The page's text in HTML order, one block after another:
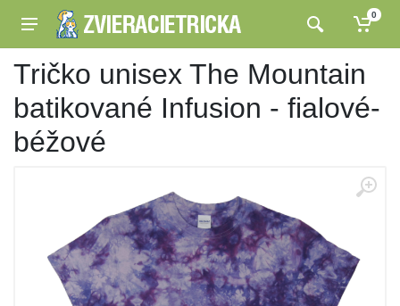
0
Tričko unisex The Mountain
batikované Infusion - fialové-
béžové